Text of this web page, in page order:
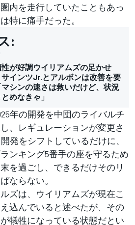
内を走行していたこともあっ
特に痛手だった。
:
が好調ウイリアムズの足かせ
サインツJr.とアルボンは改善を要
シンの速さは救いだけど、状況
めなきゃ」
年の開発を中団のライバルチ
、レギュレーションが変更さ
発をシフトしているだけに、
ンキング5番手の座を守るため
を過ごし、できるだけそのリ
ならない。
ズは、ウイリアムズが現在こ
込んでいると述べたが、その
犠牲になっている状態だとい